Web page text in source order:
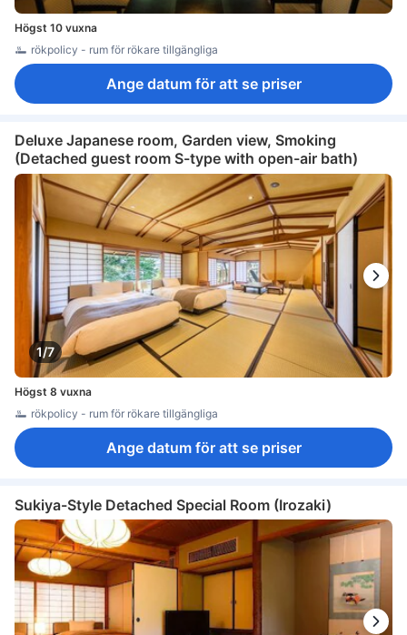
Högst 10 vuxna
rökpolicy - rum för rökare tillgängliga
Ange datum för att se priser
Deluxe Japanese room, Garden view, Smoking
(Detached guest room S-type with open-air bath)
1/7
Högst 8 vuxna
rökpolicy - rum för rökare tillgängliga
Ange datum för att se priser
Sukiya-Style Detached Special Room (Irozaki)